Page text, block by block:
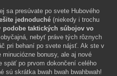
sa presúvate po svete Hubového
jednoduché (niekedy i trochu
podobe taktických súbojov vo
nebyť práve tých rôznych
pri behaní po svete nájsť. Ak ste v
bonusy, ale aj nové
po prvom dokončení celého
skrátka bwah bwah bwahbwah!